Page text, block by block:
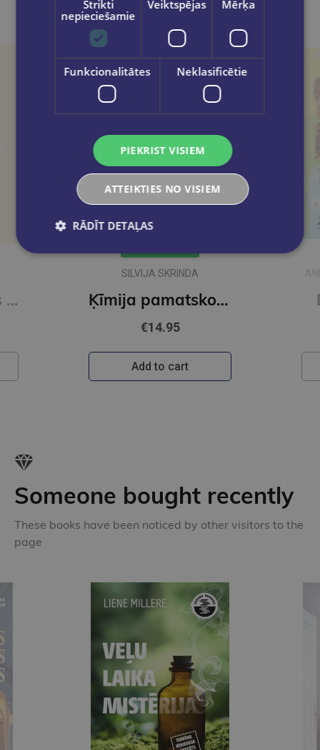
Ķīmija pamatskolai. Jēdzieni, likumi, formulas
ANDRA MATUZONE, AMANDA
Burtu mežs DB
€15.95
Add to cart
Someone bought recently
These books have been noticed by other visitors to the
page
Strikti
nepieciešamie
Veiktspējas Mērķa
Funkcionalitātes Neklasificētie
PIEKRIST VISIEM
ATTEIKTIES NO VISIEM
RĀDĪT DETAĻAS